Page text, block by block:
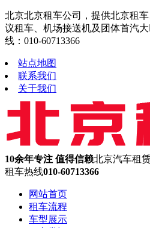
北京北京租车公司，提供北京租
议租车、机场接送机及团体首汽
线：010-60713366
站点地图
联系我们
关于我们
10余年专注 值得信赖北京汽车租
租车热线010-60713366
网站首页
租车流程
车型展示